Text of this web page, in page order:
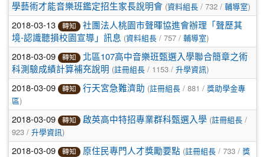
學藝術才能音樂班鑑定招生家長說明會 (資料組長 / 732 / 輔導室)
2018-03-13 轉知
社團法人桃園市聲暉協進會辦理「聲歷其
境-認識聽損校園宣導」訊息 (資料組長 / 757 / 輔導室)
2018-03-09 轉知
北區107高中音樂班甄選入學聯合簡章之術
科測驗成績計算補充說明 (註冊組長 / 1153 / 升學資訊)
2018-03-09 轉知 行天宮急難濟助 (註冊組長 / 881 / 獎助學金專
區)
2018-03-09 轉知 啟英高中特招專業群科甄選入學 (註冊組長 /
923 / 升學資訊)
2018-03-09 轉知 原住民專門人才獎勵要點 (註冊組長 / 733 / 獎